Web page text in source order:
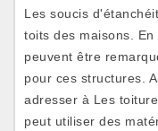
Les soucis
toits des maisons.
peuvent être
pour ces structures.
adresser à Les
peut utiliser des